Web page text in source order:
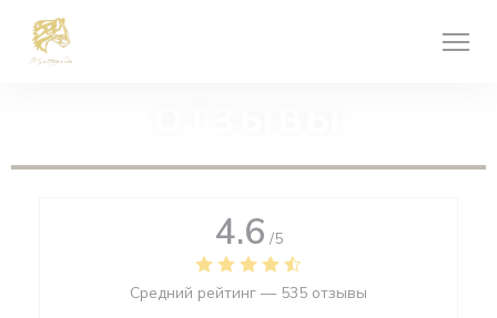
4.6 /5
Средний рейтинг — 535 отзывы